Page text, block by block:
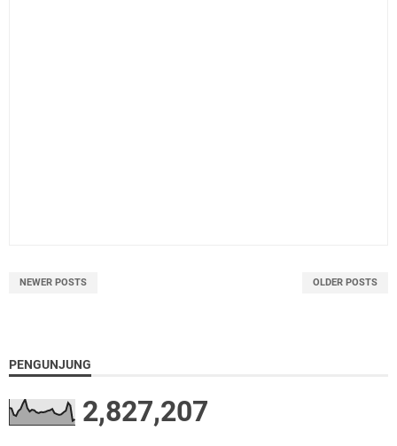
NEWER POSTS OLDER POSTS
PENGUNJUNG
2,827,207